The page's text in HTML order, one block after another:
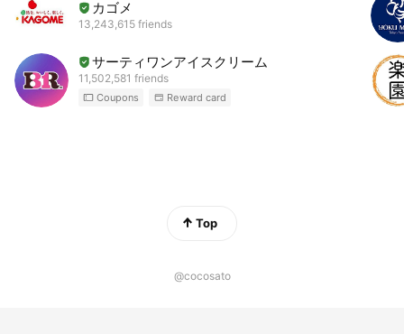
カゴメ
13,243,615 friends
サーティワンアイスクリーム
11,502,581 friends
Coupons Reward card
Top
@cocosato